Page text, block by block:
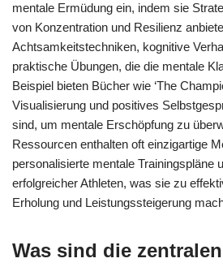
mentale Ermüdung ein, indem sie
von Konzentration und Resilienz
Achtsamkeitstechniken, kognitive
praktische Übungen, die die mentale
Beispiel bieten Bücher wie ‘The
Visualisierung und positives
sind, um mentale Erschöpfung zu
Ressourcen enthalten oft einzigartige
personalisierte mentale Trainingspläne
erfolgreicher Athleten, was sie zu
Erholung und Leistungssteigerung
Was sind die